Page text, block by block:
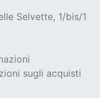
Selvette, 1/bis/1
sugli acquisti